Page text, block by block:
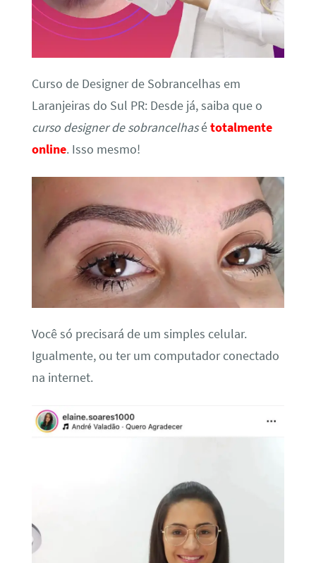
Curso de Designer de Sobrancelhas em
Laranjeiras do Sul PR: Desde já, saiba que o
curso designer de sobrancelhasétotalmente
online. Isso mesmo!
Você só precisará de um simples celular.
Igualmente, ou ter um computador conectado
na internet.